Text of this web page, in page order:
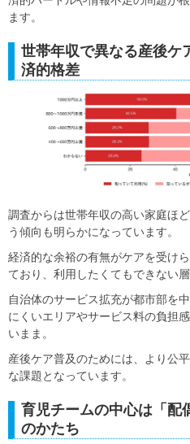
ます。
世帯年収で異なる産後
済的格差
調査からは世帯年収の高い家庭ほ
う傾向も明らかになっています。
経済的な余裕の有無がケアを受け
ており、利用したくてもできない
自治体のサービス拡充が都市部を
にくいエリアやサービス料の負担
いまま。
産後ケア普及のためには、より公
な課題となっています。
育児チームの中心は「配
のかたち